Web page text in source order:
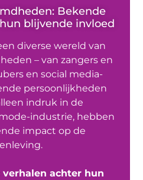
Bekende
blijvende invloed
diverse wereld van
– van zangers en
en social media-
persoonlijkheden
indruk in de
industrie, hebben
impact op de
achter hun